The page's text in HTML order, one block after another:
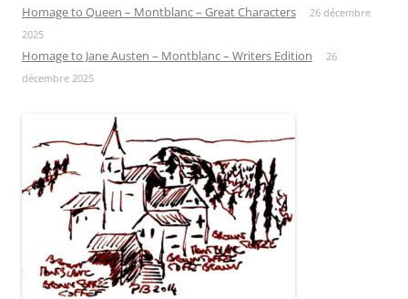
Homage to Queen – Montblanc – Great Characters
26 décembre
2025
Homage to Jane Austen – Montblanc – Writers Edition
26
décembre 2025